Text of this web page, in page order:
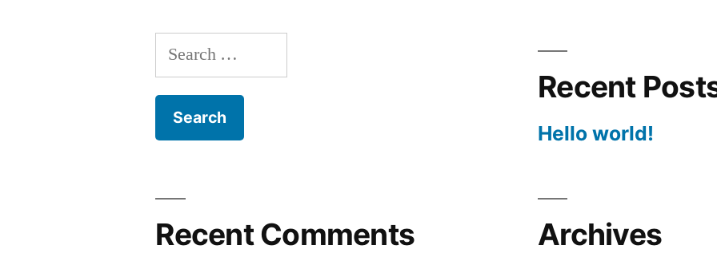
Search
for:
Recent
Hello world!
Recent Comments Archives